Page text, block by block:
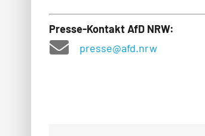
Presse-Kontakt AfD NRW:
presse@afd.nrw